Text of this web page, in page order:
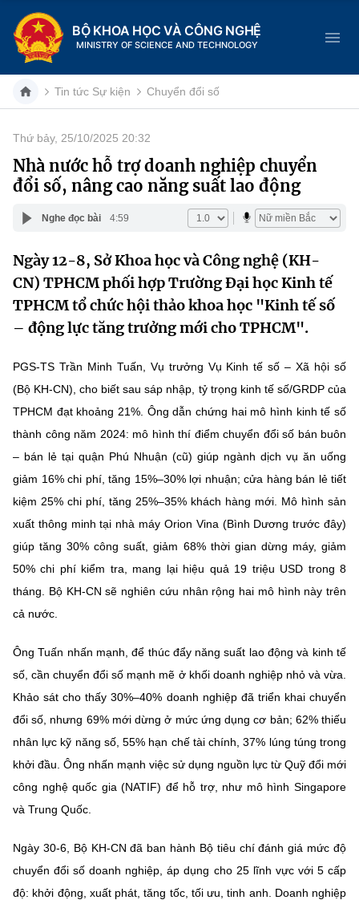
BỘ KHOA HỌC VÀ CÔNG NGHỆ
MINISTRY OF SCIENCE AND TECHNOLOGY
Danh mục
Trang chủ
Giới thiệu
Chức năng nhiệm vụ
Cơ cấu tổ chức
Sở Khoa học và Công nghệ
Tin tức sự kiện
Khoa học và Công nghệ
Chuyển đổi số
Bưu chính, Viễn thông
Sở hữu trí tuệ
Tiêu chuẩn, đo lường, chất lượng
Năng lượng nguyên tử
Tin tổng hợp
Tin địa phương
Dịch vụ công
Hệ thống văn bản
Văn bản chỉ đạo điều hành
Lấy ý kiến người dân về dự thảo VBQPPL
THỐNG KÊ
Khoa học và Công nghệ
Chuyển đổi số
Bưu chính, Viễn thông
Sở hữu trí tuệ
Tiêu chuẩn, đo lường, chất lượng
Multimedia
THƯ ĐIỆN TỬ
Khác
Videos
Infographic
Ảnh
Voice
Nhiệm vụ trọng tâm
Chọn ngôn ngữ
Vietnamese English
BỘ KHOA HỌC VÀ CÔNG NGHỆ
MINISTRY OF SCIENCE AND TECHNOLOGY
Điều khoản sử dụng Theo dõi MST: Góp ý
Tin tức Sự kiện Chuyển đổi số
Thứ bảy, 25/10/2025 20:32
Nhà nước hỗ trợ doanh nghiệp chuyển
đổi số, nâng cao năng suất lao động
Nghe đọc bài 4:59
Ngày 12-8, Sở Khoa học và Công nghệ (KH-
CN) TPHCM phối hợp Trường Đại học Kinh tế
TPHCM tổ chức hội thảo khoa học "Kinh tế số
– động lực tăng trưởng mới cho TPHCM".
PGS-TS Trần Minh Tuấn, Vụ trưởng Vụ Kinh tế số – Xã hội số
(Bộ KH-CN), cho biết sau sáp nhập, tỷ trọng kinh tế số/GRDP của
TPHCM đạt khoảng 21%. Ông dẫn chứng hai mô hình kinh tế số
thành công năm 2024: mô hình thí điểm chuyển đổi số bán buôn
– bán lẻ tại quận Phú Nhuận (cũ) giúp ngành dịch vụ ăn uống
giảm 16% chi phí, tăng 15%–30% lợi nhuận; cửa hàng bán lẻ tiết
kiệm 25% chi phí, tăng 25%–35% khách hàng mới. Mô hình sản
xuất thông minh tại nhà máy Orion Vina (Bình Dương trước đây)
giúp tăng 30% công suất, giảm 68% thời gian dừng máy, giảm
50% chi phí kiểm tra, mang lại hiệu quả 19 triệu USD trong 8
tháng. Bộ KH-CN sẽ nghiên cứu nhân rộng hai mô hình này trên
cả nước.
Ông Tuấn nhấn mạnh, để thúc đẩy năng suất lao động và kinh tế
số, cần chuyển đổi số mạnh mẽ ở khối doanh nghiệp nhỏ và vừa.
Khảo sát cho thấy 30%–40% doanh nghiệp đã triển khai chuyển
đổi số, nhưng 69% mới dừng ở mức ứng dụng cơ bản; 62% thiếu
nhân lực kỹ năng số, 55% hạn chế tài chính, 37% lúng túng trong
khởi đầu. Ông nhấn mạnh việc sử dụng nguồn lực từ Quỹ đổi mới
công nghệ quốc gia (NATIF) để hỗ trợ, như mô hình Singapore
và Trung Quốc.
Ngày 30-6, Bộ KH-CN đã ban hành Bộ tiêu chí đánh giá mức độ
chuyển đổi số doanh nghiệp, áp dụng cho 25 lĩnh vực với 5 cấp
độ: khởi động, xuất phát, tăng tốc, tối ưu, tinh anh. Doanh nghiệp